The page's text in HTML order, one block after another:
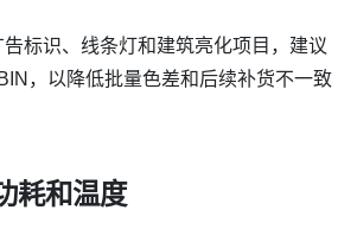
标识、线条灯和建筑亮化项目，建议
，以降低批量色差和后续补货不一致
耗和温度